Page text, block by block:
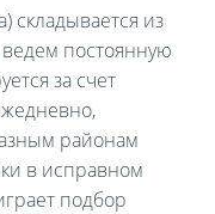
складывается из
постоянную
за счет
районам
в исправном
подбор